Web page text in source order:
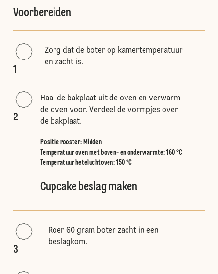
Voorbereiden
1
Zorg dat de boter op kamertemperatuur
en zacht is.
2
Haal de bakplaat uit de oven en verwarm
de oven voor. Verdeel de vormpjes over
de bakplaat.
Positie rooster: Midden
Temperatuur oven met boven- en onderwarmte:160 °C
Temperatuur heteluchtoven:150 °C
Cupcake beslag maken
3
Roer 60 gram boter zacht in een
beslagkom.